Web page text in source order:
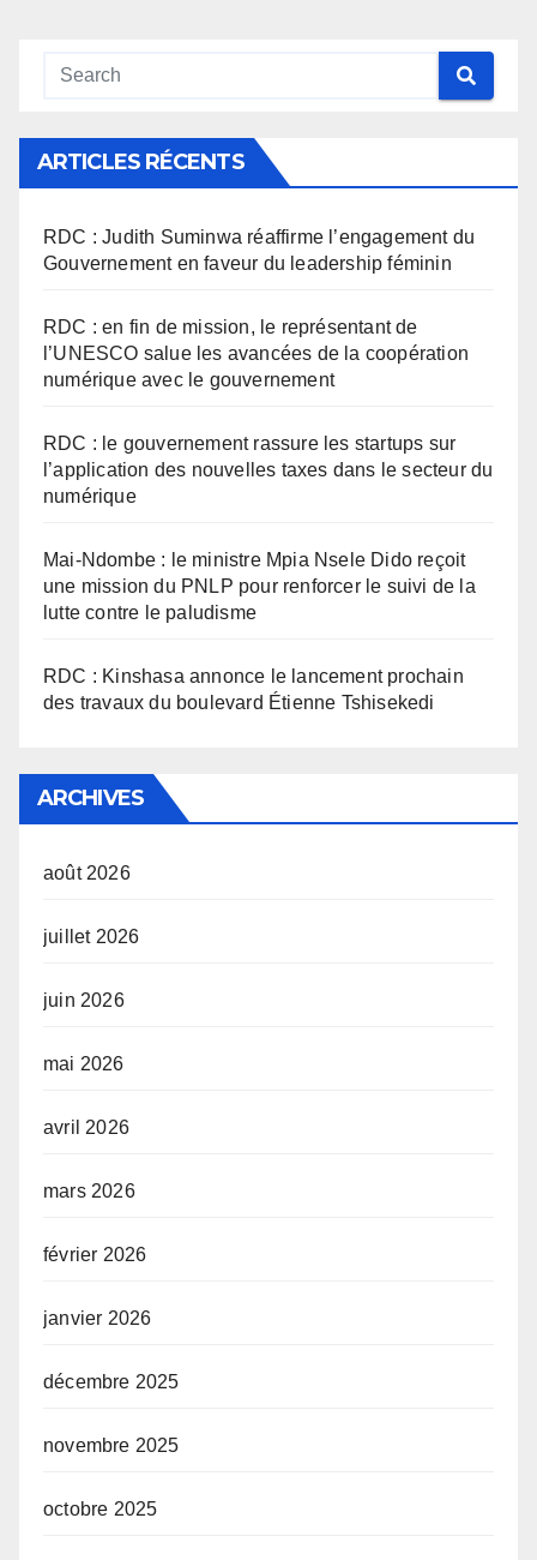
ARTICLES RÉCENTS
RDC : Judith Suminwa réaffirme l’engagement du
Gouvernement en faveur du leadership féminin
RDC : en fin de mission, le représentant de
l’UNESCO salue les avancées de la coopération
numérique avec le gouvernement
RDC : le gouvernement rassure les startups sur
l’application des nouvelles taxes dans le secteur du
numérique
Mai-Ndombe : le ministre Mpia Nsele Dido reçoit
une mission du PNLP pour renforcer le suivi de la
lutte contre le paludisme
RDC : Kinshasa annonce le lancement prochain
des travaux du boulevard Étienne Tshisekedi
ARCHIVES
août 2026
juillet 2026
juin 2026
mai 2026
avril 2026
mars 2026
février 2026
janvier 2026
décembre 2025
novembre 2025
octobre 2025